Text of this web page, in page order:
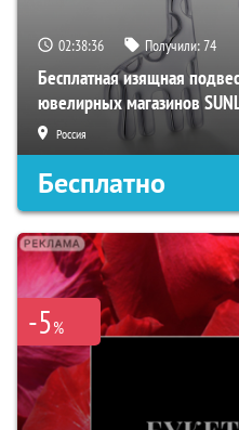
02:38:35 Получили:74
Бесплатная изящная
ювелирных магазинов
Россия
Бесплатно
-5%